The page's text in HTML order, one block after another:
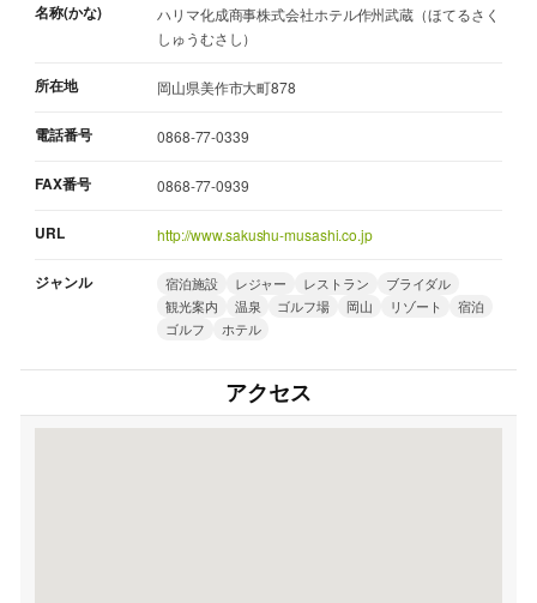
名称(かな)
ハリマ化成商事株式会社ホテル作州武蔵（ほてるさく
しゅうむさし）
所在地 岡山県美作市大町878
電話番号 0868-77-0339
FAX番号 0868-77-0939
URL http://www.sakushu-musashi.co.jp
ジャンル 宿泊施設 レジャー レストラン
ブライダル
観光案内
温泉 ゴルフ場 岡山 リゾート
宿泊
ゴルフ
ホテル
アクセス